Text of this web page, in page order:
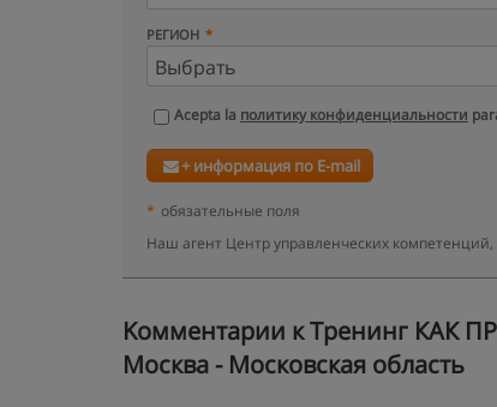
РЕГИОН
Acepta la политику конфиденциальности
+ информация по E-mail
* обязательные поля
Наш агент Центр управленческих
Kомментарии к Тренинг
Москва - Московская область